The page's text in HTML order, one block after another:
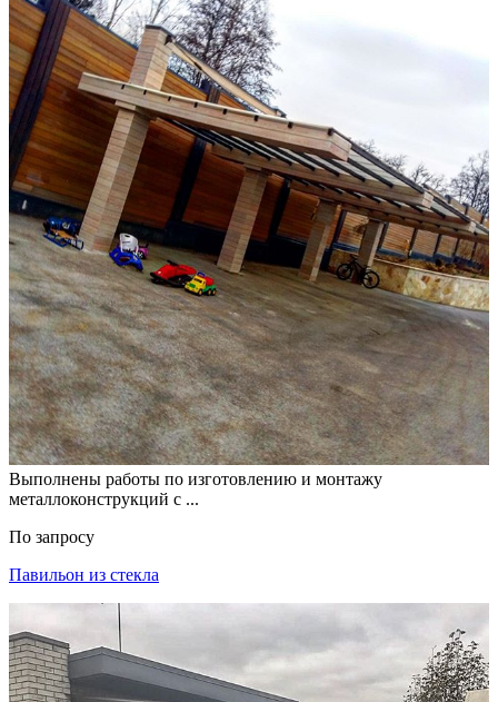
Выполнены работы по изготовлению и монтажу
металлоконструкций с ...
По запросу
Павильон из стекла